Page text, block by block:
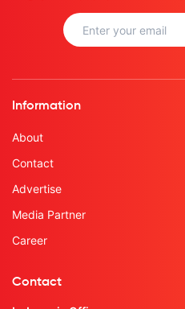
Information
About
Contact
Advertise
Media Partner
Career
Contact